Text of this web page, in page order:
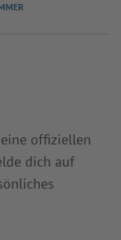
offiziellen
dich auf